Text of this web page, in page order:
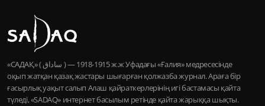
«САДАҚ» ( ساداق ) — 1915-1918 ж.ж Уфадағы «Ғалия» медресесінде
оқып жатқан қазақ жастары шығарған қолжазба журнал. Араға бір
ғасырлық уақыт салып Алаш қайраткерлерінің игі бастамасы қайта
түледі, «SADAQ» интернет басылым ретінде қайта жарыққа шықты.